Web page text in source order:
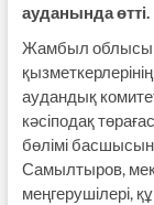
ауданында өтті.
Жамбыл облысы
аудандық
кәсіподақ
бөлімі
Самылтыров,
меңгерушілері,